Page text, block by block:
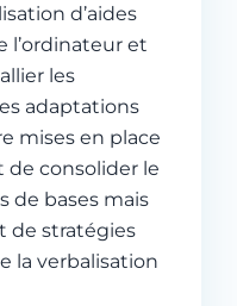
d’aides
l’ordinateur et
les
adaptations
mises en place
de consolider le
de bases mais
de stratégies
la verbalisation